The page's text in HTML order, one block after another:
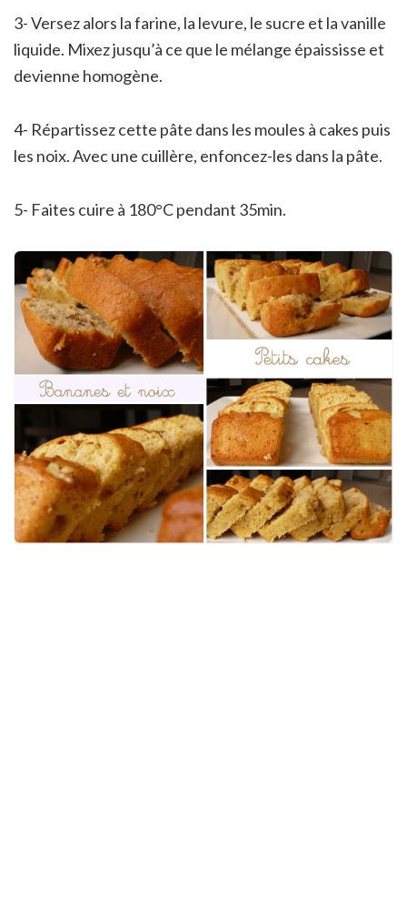
3- Versez alors la farine, la levure, le sucre et la vanille
liquide. Mixez jusqu’à ce que le mélange épaississe et
devienne homogène.
4- Répartissez cette pâte dans les moules à cakes puis
les noix. Avec une cuillère, enfoncez-les dans la pâte.
5- Faites cuire à 180°C pendant 35min.